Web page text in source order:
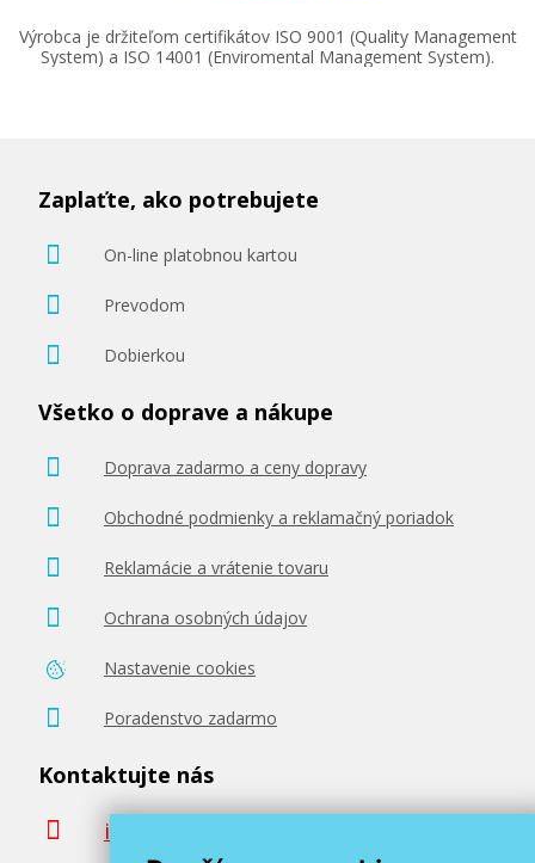
Výrobca je držiteľom certifikátov ISO 9001 (Quality Management
System) a ISO 14001 (Enviromental Management System).
Zaplaťte, ako potrebujete
On-line platobnou kartou
Prevodom
Dobierkou
Všetko o doprave a nákupe
Doprava zadarmo a ceny dopravy
Obchodné podmienky a reklamačný poriadok
Reklamácie a vrátenie tovaru
Ochrana osobných údajov
Nastavenie cookies
Poradenstvo zadarmo
Kontaktujte nás
info@miroluk.sk